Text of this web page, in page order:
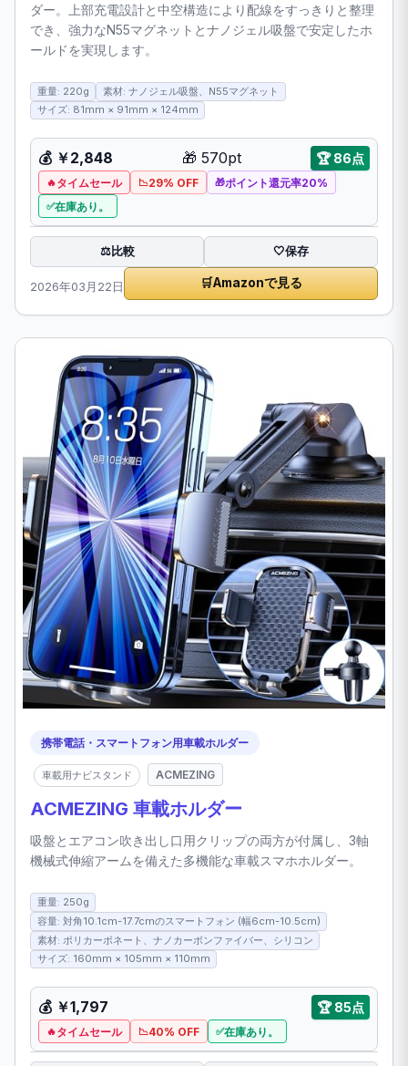
ダー。上部充電設計と中空構造により配線をすっきりと整理
でき、強力なN55マグネットとナノジェル吸盤で安定したホ
ールドを実現します。
重量: 220g
素材: ナノジェル吸盤、N55マグネット
サイズ: 81mm × 91mm × 124mm
💰 ￥2,848 🎁 570pt 🏆86点
タイムセール 29% OFF
ポイント還元率20%
在庫あり。
⚖️比較 🤍保存
2026年03月22日 🛒Amazonで見る
携帯電話・スマートフォン用車載ホルダー
車載用ナビスタンド ACMEZING
ACMEZING 車載ホルダー
吸盤とエアコン吹き出し口用クリップの両方が付属し、3軸
機械式伸縮アームを備えた多機能な車載スマホホルダー。
重量: 250g
容量: 対角10.1cm-17.7cmのスマートフォン (幅6cm-10.5cm)
素材: ポリカーボネート、ナノカーボンファイバー、シリコン
サイズ: 160mm × 105mm × 110mm
💰 ￥1,797 🏆85点
タイムセール 40% OFF 在庫あり。